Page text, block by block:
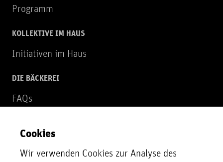
Programm
KOLLEKTIVE IM HAUS
Initiativen im Haus
DIE BÄCKEREI
FAQs
NEWSLETTER
Zur Newsletter Anmeldung
Cookies
Wir verwenden Cookies zur Analyse des